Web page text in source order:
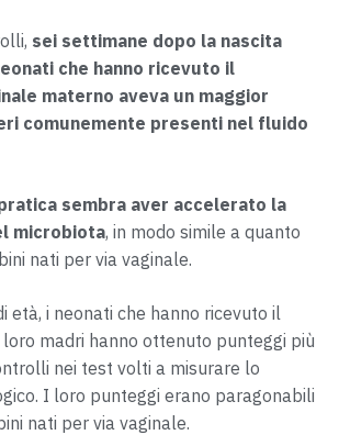
sei settimane dopo la nascita
che hanno ricevuto il
materno aveva un maggior
comunemente presenti nel fluido
sembra aver accelerato la
microbiota, in modo simile a quanto
nati per via vaginale.
età, i neonati che hanno ricevuto il
madri hanno ottenuto punteggi più
nei test volti a misurare lo
I loro punteggi erano paragonabili
nati per via vaginale.